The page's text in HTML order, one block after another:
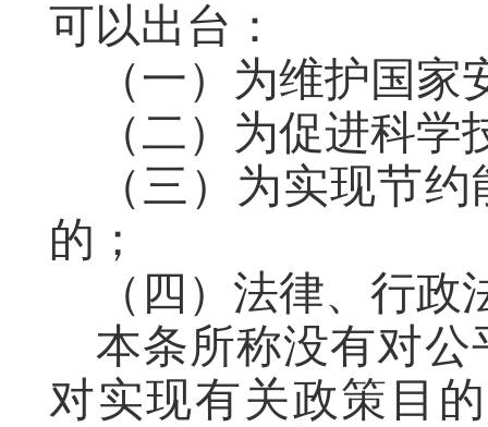
可以出台：
（一）为维护国
（二）为促进科
（三）为实现节
的；
（四）法律、行政
本条所称没有对
对实现有关政策目